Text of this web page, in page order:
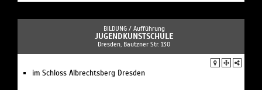
BILDUNG / Aufführung
JUGENDKUNSTSCHULE
Dresden, Bautzner Str. 130
im Schloss Albrechtsberg Dresden